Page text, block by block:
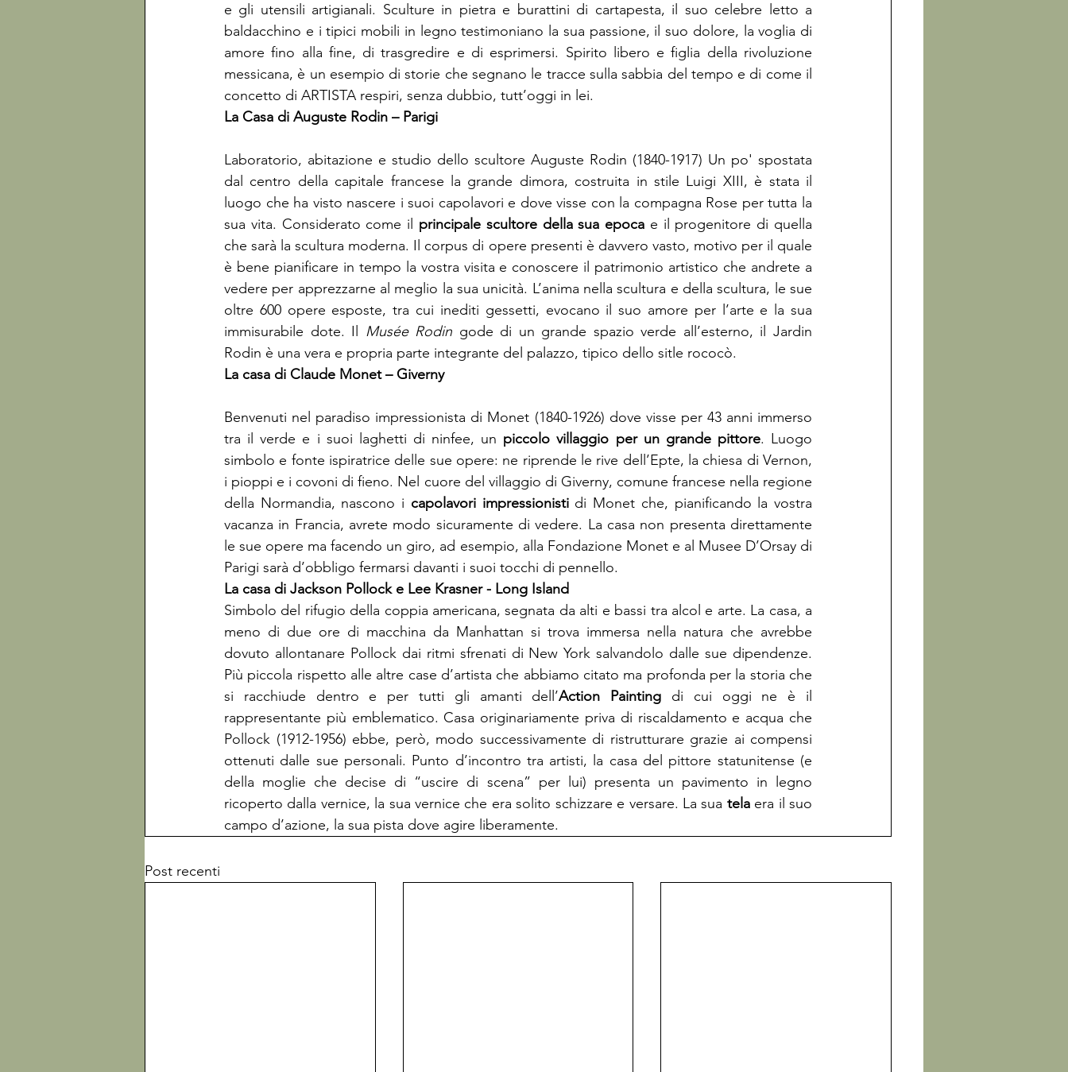
e gli utensili artigianali. Sculture in pietra e burattini di cartapesta, il suo celebre letto a
baldacchino e i tipici mobili in legno testimoniano la sua passione, il suo dolore, la voglia di
amore fino alla fine, di trasgredire e di esprimersi. Spirito libero e figlia della rivoluzione
messicana, è un esempio di storie che segnano le tracce sulla sabbia del tempo e di come il
concetto di ARTISTA respiri, senza dubbio, tutt’oggi in lei.
La Casa di Auguste Rodin – Parigi
Laboratorio, abitazione e studio dello scultore Auguste Rodin (1840-1917) Un po' spostata
dal centro della capitale francese la grande dimora, costruita in stile Luigi XIII, è stata il
luogo che ha visto nascere i suoi capolavori e dove visse con la compagna Rose per tutta la
sua vita. Considerato come il principale scultore della sua epoca e il progenitore di quella
che sarà la scultura moderna. Il corpus di opere presenti è davvero vasto, motivo per il quale
è bene pianificare in tempo la vostra visita e conoscere il patrimonio artistico che andrete a
vedere per apprezzarne al meglio la sua unicità. L’anima nella scultura e della scultura, le sue
oltre 600 opere esposte, tra cui inediti gessetti, evocano il suo amore per l’arte e la sua
immisurabile dote. Il Musée Rodin gode di un grande spazio verde all’esterno, il Jardin
Rodin è una vera e propria parte integrante del palazzo, tipico dello sitle rococò.
La casa di Claude Monet – Giverny
Benvenuti nel paradiso impressionista di Monet (1840-1926) dove visse per 43 anni immerso
tra il verde e i suoi laghetti di ninfee, un piccolo villaggio per un grande pittore. Luogo
simbolo e fonte ispiratrice delle sue opere: ne riprende le rive dell’Epte, la chiesa di Vernon,
i pioppi e i covoni di fieno. Nel cuore del villaggio di Giverny, comune francese nella regione
della Normandia, nascono i capolavori impressionisti di Monet che, pianificando la vostra
vacanza in Francia, avrete modo sicuramente di vedere. La casa non presenta direttamente
le sue opere ma facendo un giro, ad esempio, alla Fondazione Monet e al Musee D’Orsay di
Parigi sarà d’obbligo fermarsi davanti i suoi tocchi di pennello.
La casa di Jackson Pollock e Lee Krasner - Long Island
Simbolo del rifugio della coppia americana, segnata da alti e bassi tra alcol e arte. La casa, a
meno di due ore di macchina da Manhattan si trova immersa nella natura che avrebbe
dovuto allontanare Pollock dai ritmi sfrenati di New York salvandolo dalle sue dipendenze.
Più piccola rispetto alle altre case d’artista che abbiamo citato ma profonda per la storia che
si racchiude dentro e per tutti gli amanti dell’Action Painting di cui oggi ne è il
rappresentante più emblematico. Casa originariamente priva di riscaldamento e acqua che
Pollock (1912-1956) ebbe, però, modo successivamente di ristrutturare grazie ai compensi
ottenuti dalle sue personali. Punto d’incontro tra artisti, la casa del pittore statunitense (e
della moglie che decise di “uscire di scena” per lui) presenta un pavimento in legno
ricoperto dalla vernice, la sua vernice che era solito schizzare e versare. La sua tela era il suo
campo d’azione, la sua pista dove agire liberamente.
Post recenti